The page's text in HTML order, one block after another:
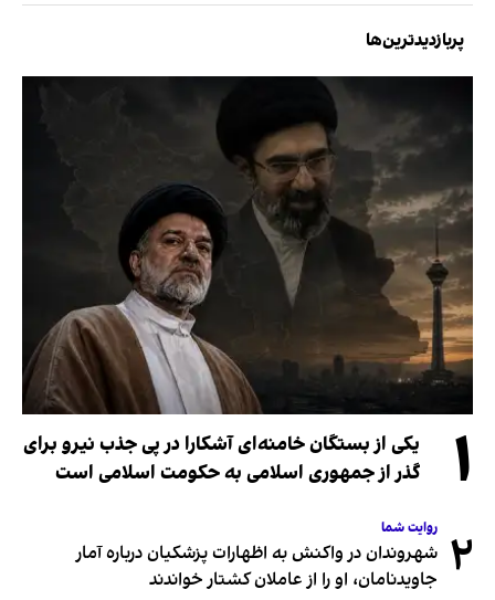
پربازدیدترین‌ها
۱
یکی از بستگان خامنه‌ای آشکارا در پی جذب نیرو برای
گذر از جمهوری اسلامی به حکومت اسلامی است
۲ روایت شما
شهروندان در واکنش به اظهارات پزشکیان درباره آمار
جاویدنامان، او را از عاملان کشتار خواندند